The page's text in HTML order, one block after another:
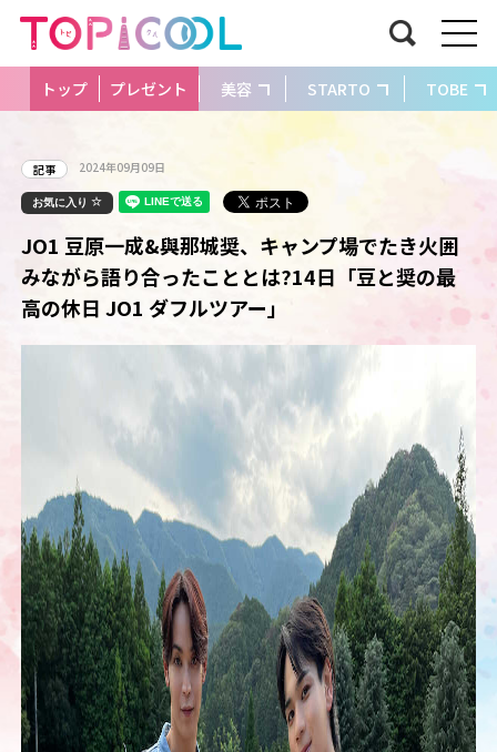
トップ プレゼント 美容 STARTO TOBE
記事 2024年09月09日
お気に入り
JO1 豆原一成&與那城奨、キャンプ場でたき火囲
みながら語り合ったこととは?14日「豆と奨の最
高の休日 JO1 ダフルツアー」